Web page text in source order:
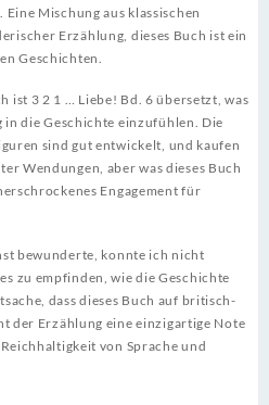
Mischung aus klassischen
Erzählung, dieses Buch ist ein
Geschichten.
ist 3 2 1 … Liebe! Bd. 6 übersetzt, was
die Geschichte einzufühlen. Die
sind gut entwickelt, und kaufen
Wendungen, aber was dieses Buch
Engagement für
bewunderte, konnte ich nicht
zu empfinden, wie die Geschichte
dass dieses Buch auf britisch-
der Erzählung eine einzigartige Note
von Sprache und